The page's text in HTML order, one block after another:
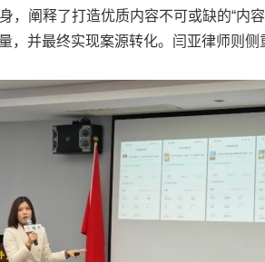
释了打造优质内容不可或缺的“内容
并最终实现案源转化。闫亚律师则